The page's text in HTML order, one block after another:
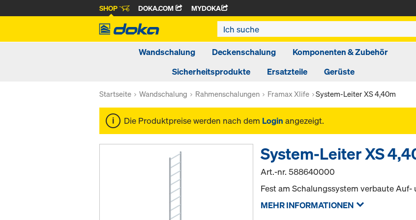
SHOP DOKA.COM MYDOKA
Wandschalung Deckenschalung
Komponenten & Zubehör
Sicherheitsprodukte
Ersatzteile Gerüste
Startseite Wandschalung Rahmenschalungen Framax Xlife System-Leiter XS 4,40m
Die Produktpreise werden nach dem Login angezeigt.
System-Leiter XS
Art.-nr.588640000
Fest am Schalungssystem verbaute
MEHR INFORMATIONEN